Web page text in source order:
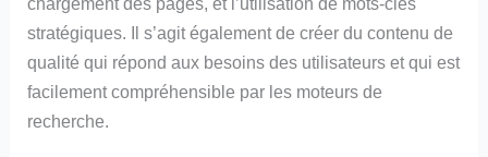
stratégiques. Il s’agit également de créer du contenu de
qualité qui répond aux besoins des utilisateurs et qui est
facilement compréhensible par les moteurs de
recherche.